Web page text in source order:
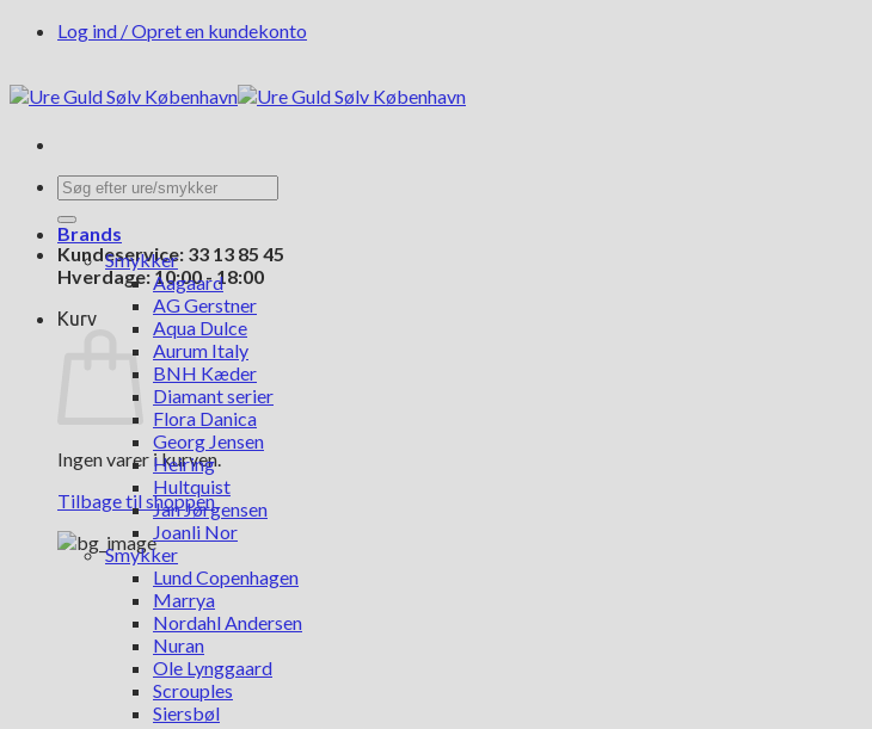
FortsætLog ind / Opret en kundekonto
Søg
efter:
Kundeservice: 33 13 85 45
Hverdage: 10:00 - 18:00
Kurv
Ingen varer i kurven.
Tilbage til shoppen
Brands
Smykker
Aagaard
AG Gerstner
Aqua Dulce
Aurum Italy
BNH Kæder
Diamant serier
Flora Danica
Georg Jensen
Heiring
Hultquist
Jan Jørgensen
Joanli Nor
Smykker
Lund Copenhagen
Marrya
Nordahl Andersen
Nuran
Ole Lynggaard
Scrouples
Siersbøl